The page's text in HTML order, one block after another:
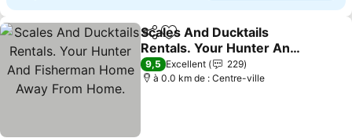
PartagerAjouter à mes favoris
Scales And Ducktails
Rentals. Your Hunter And
Fisherman Home Away
From Home.
9,5 Excellent
229
à 0.0 km de : Centre-ville